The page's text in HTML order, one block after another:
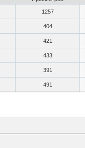
1257
404
421
433
391
491